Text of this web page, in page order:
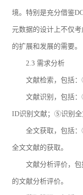
境。特别是充分借鉴
元数据的设计上不仅
的扩展和发展的需要。
2.3 需求分析
文献检索，包括
文献识别，包括
ID识别文献；⑤识别全
全文获取，包括
全文文献的获取。
文献分析评价，
的文献分析评价。